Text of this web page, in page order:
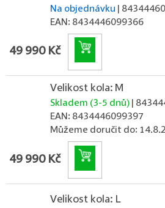
Na objednávku
|
EAN: 8434446099366
49 990 Kč
Velikost kola: M
Skladem (3-5 dnů)
|
EAN: 8434446099397
Můžeme doručit do:
49 990 Kč
Velikost kola: L